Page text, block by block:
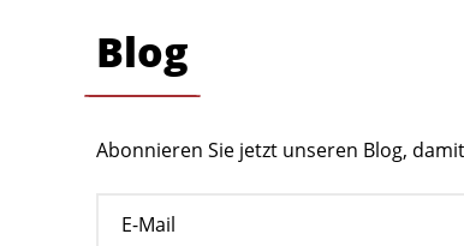
Blog
Abonnieren Sie jetzt unseren Blog,